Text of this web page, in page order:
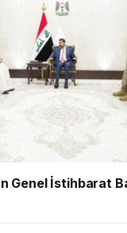
Genel İstihbarat